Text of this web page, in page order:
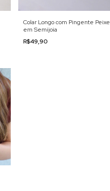
Colar Longo com Pingente Peixe
em Semijoia
R$49,90